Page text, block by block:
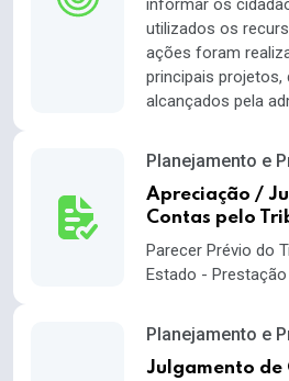
informar os
utilizados os
ações foram
principais projetos,
alcançados pela
Planejamento e
Apreciação /
Contas pelo
Parecer Prévio do
Estado -
Planejamento e
Julgamento de